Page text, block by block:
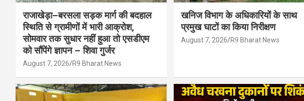
राजाखेड़ा–बरसला सड़क मार्ग की बदहाल
स्थिति से ग्रामीणों में भारी आक्रोश,
सोमवार तक सुधार नहीं हुआ तो एसडीएम
को सौंपेंगे ज्ञापन – शिवा गुर्जर
August 7, 2026 R9 Bharat News
खनिज विभाग के अधिकारियों के साथ
प्रमुख घाटों का किया निरीक्षण
August 7, 2026 R9 Bharat News